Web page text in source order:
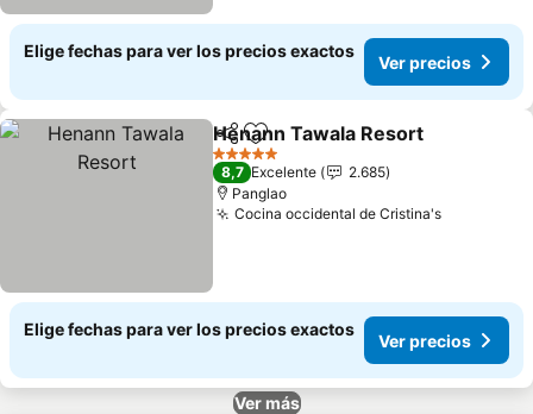
Elige fechas para ver los precios exactos
Ver precios
CompartirAgregar a favoritos
Henann Tawala Resort
5 Estrellas
8,7 Excelente
2.685
Panglao
Cocina occidental de Cristina's
Elige fechas para ver los precios exactos
Ver precios
Ver más